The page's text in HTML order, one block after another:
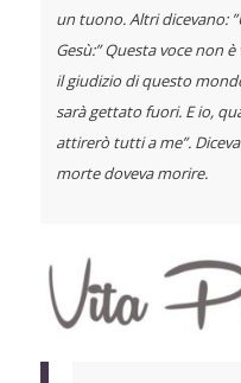
un tuono. Altri dicevano:
Gesù:” Questa voce non
il giudizio di questo
sarà gettato fuori. E io,
attirerò tutti a me”.
morte doveva morire.